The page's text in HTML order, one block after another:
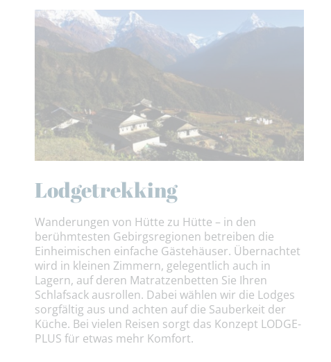
Lodgetrekking
Wanderungen von Hütte zu Hütte – in den
berühmtesten Gebirgsregionen betreiben die
Einheimischen einfache Gästehäuser. Übernachtet
wird in kleinen Zimmern, gelegentlich auch in
Lagern, auf deren Matratzenbetten Sie Ihren
Schlafsack ausrollen. Dabei wählen wir die Lodges
sorgfältig aus und achten auf die Sauberkeit der
Küche. Bei vielen Reisen sorgt das Konzept LODGE-
PLUS für etwas mehr Komfort.